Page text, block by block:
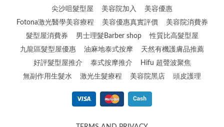
尖沙咀髮型屋
美容院加入
美容優惠
Fotona激光醫學美容療程
美容優惠真實評價
美容院消費券
髮型屋消費券
男士理髮Barber shop
性質比高髮型屋
九龍區髮型屋優惠
油麻地泰式按摩
天然有機護膚品推薦
好評髮型屋推介
泰式按摩推介
Hifu 超聲波聚焦
無副作用生髮水
激光生髮療程 美容院黑店 頭皮護理